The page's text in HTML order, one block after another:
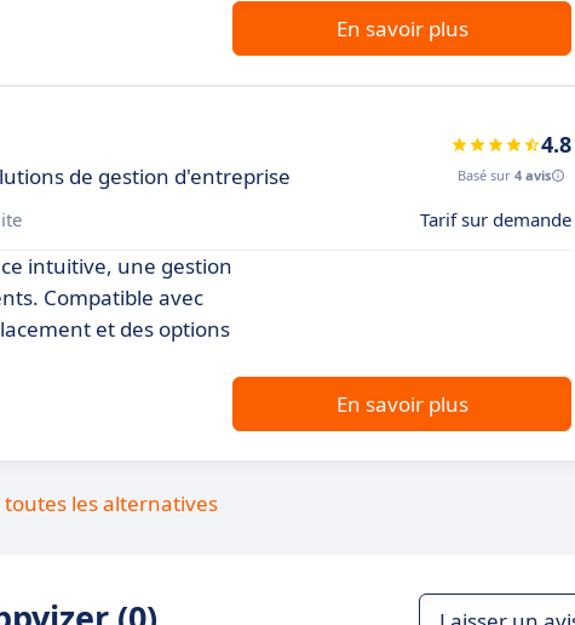
En savoir plus
de gestion d'entreprise
4.8
Basé sur 4 avis
Tarif sur demande
intuitive, une gestion
Compatible avec
et des options
En savoir plus
toutes les alternatives